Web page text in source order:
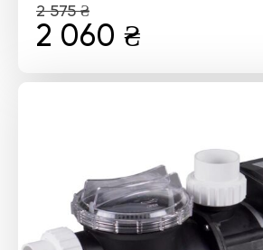
2 575₴
Первоначальная
цена
575 ₴.
2 060 ₴
цена: